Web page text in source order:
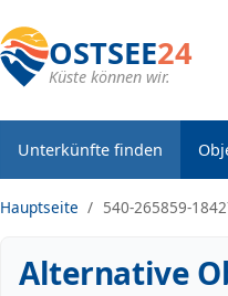
OSTSEE24
Küste können wir.
Unterkünfte finden
Hauptseite 540-265859-
Alternative